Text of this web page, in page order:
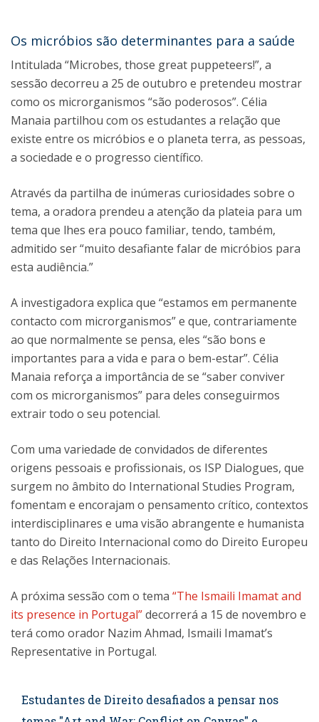
Os micróbios são determinantes para a saúde
Intitulada “Microbes, those great puppeteers!”, a
sessão decorreu a 25 de outubro e pretendeu mostrar
como os microrganismos “são poderosos”. Célia
Manaia partilhou com os estudantes a relação que
existe entre os micróbios e o planeta terra, as pessoas,
a sociedade e o progresso científico.
Através da partilha de inúmeras curiosidades sobre o
tema, a oradora prendeu a atenção da plateia para um
tema que lhes era pouco familiar, tendo, também,
admitido ser “muito desafiante falar de micróbios para
esta audiência.”
A investigadora explica que “estamos em permanente
contacto com microrganismos” e que, contrariamente
ao que normalmente se pensa, eles “são bons e
importantes para a vida e para o bem-estar”. Célia
Manaia reforça a importância de se “saber conviver
com os microrganismos” para deles conseguirmos
extrair todo o seu potencial.
Com uma variedade de convidados de diferentes
origens pessoais e profissionais, os ISP Dialogues, que
surgem no âmbito do International Studies Program,
fomentam e encorajam o pensamento crítico, contextos
interdisciplinares e uma visão abrangente e humanista
tanto do Direito Internacional como do Direito Europeu
e das Relações Internacionais.
A próxima sessão com o tema “The Ismaili Imamat and
its presence in Portugal”decorrerá a 15 de novembro e
terá como orador Nazim Ahmad, Ismaili Imamat’s
Representative in Portugal.
Estudantes de Direito desafiados a pensar nos